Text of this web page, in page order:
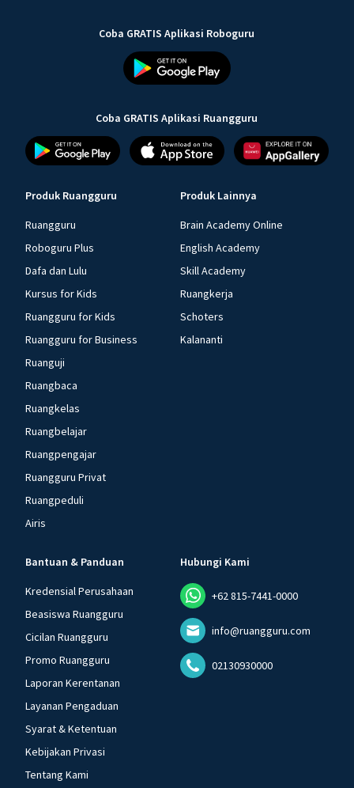
Coba GRATIS Aplikasi Roboguru
Coba GRATIS Aplikasi Ruangguru
Produk Ruangguru
Ruangguru
Roboguru Plus
Dafa dan Lulu
Kursus for Kids
Ruangguru for Kids
Ruangguru for Business
Ruanguji
Ruangbaca
Ruangkelas
Ruangbelajar
Ruangpengajar
Ruangguru Privat
Ruangpeduli
Airis
Produk Lainnya
Brain Academy Online
English Academy
Skill Academy
Ruangkerja
Schoters
Kalananti
Bantuan & Panduan
Kredensial Perusahaan
Beasiswa Ruangguru
Cicilan Ruangguru
Promo Ruangguru
Laporan Kerentanan
Layanan Pengaduan
Syarat & Ketentuan
Kebijakan Privasi
Tentang Kami
Hubungi Kami
+62 815-7441-0000
info@ruangguru.com
02130930000